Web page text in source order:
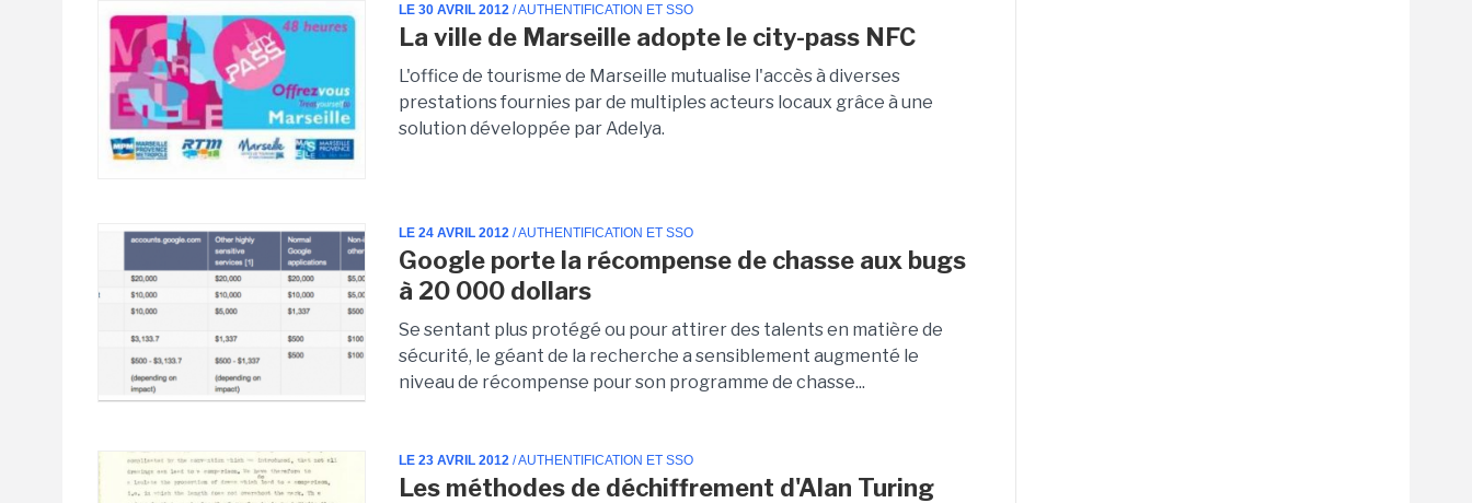
LE 30 AVRIL 2012 / AUTHENTIFICATION ET SSO
La ville de Marseille adopte le city-pass NFC
L'office de tourisme de Marseille mutualise l'accès à diverses
prestations fournies par de multiples acteurs locaux grâce à une
solution développée par Adelya.
LE 24 AVRIL 2012 / AUTHENTIFICATION ET SSO
Google porte la récompense de chasse aux bugs
à 20 000 dollars
Se sentant plus protégé ou pour attirer des talents en matière de
sécurité, le géant de la recherche a sensiblement augmenté le
niveau de récompense pour son programme de chasse...
LE 23 AVRIL 2012 / AUTHENTIFICATION ET SSO
Les méthodes de déchiffrement d'Alan Turing